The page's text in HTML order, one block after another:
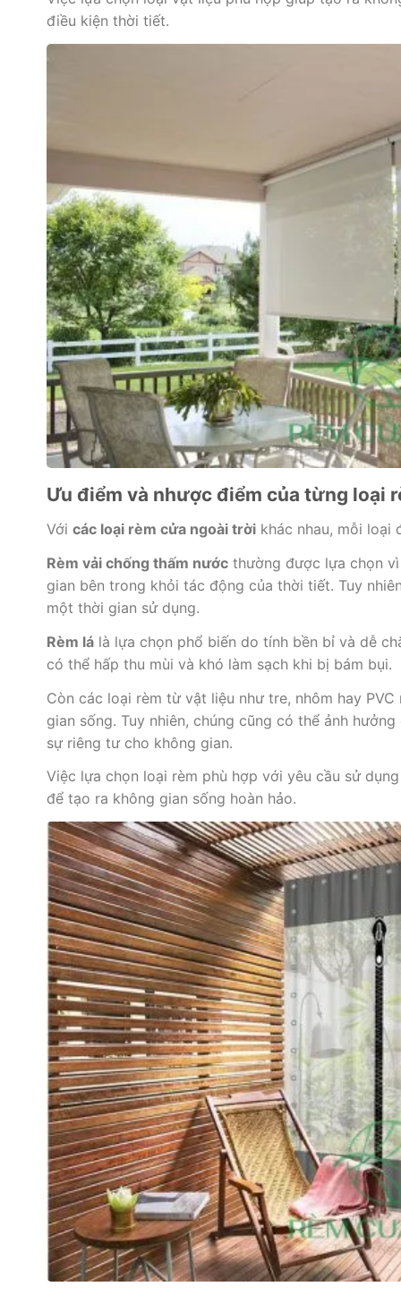
điều kiện thời tiết.
Ưu điểm và nhược điểm của từng loại
Với các loại rèm cửa ngoài trờikhác nhau, mỗi loại
Rèm vải chống thấm nướcthường được lựa chọn
gian bên trong khỏi tác động của thời tiết. Tuy
một thời gian sử dụng.
Rèm lálà lựa chọn phổ biến do tính bền bỉ và dễ
có thể hấp thu mùi và khó làm sạch khi bị bám bụi.
Còn các loại rèm từ vật liệu như tre, nhôm hay
gian sống. Tuy nhiên, chúng cũng có thể ảnh
sự riêng tư cho không gian.
Việc lựa chọn loại rèm phù hợp với yêu cầu sử
để tạo ra không gian sống hoàn hảo.